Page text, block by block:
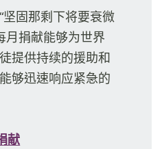
固那剩下将要衰微
月捐献能够为世界
提供持续的援助和
够迅速响应紧急的
献